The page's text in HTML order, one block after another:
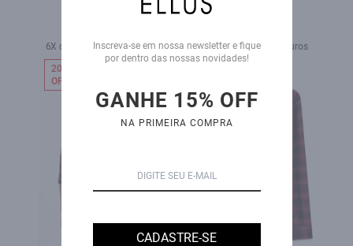
Mantua Xangai Vermelho
6X de R$ 104,83 sem juros
Touch Estonia Xangai
4X de R$ 112,25 sem juros
20%
OFF
Inscreva-se em nossa newsletter e fique
por dentro das nossas novidades!
GANHE 15% OFF
NA PRIMEIRA COMPRA
CADASTRE-SE